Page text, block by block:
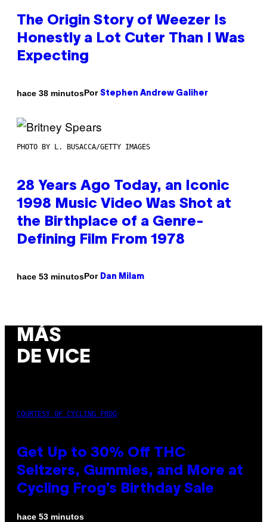
The Origin Story of Weezer Is
Honestly a Lot Cuter Than I Was
Expecting
hace 38 minutosPor Stephen Andrew Galiher
PHOTO BY L. BUSACCA/GETTY IMAGES
28 Years Ago Today, an Iconic
1998 Music Video Was Shot at
the Birthplace of a Genre-
Defining Film From 1978
hace 53 minutosPor Dan Milam
MÁS
DE VICE
COURTESY OF CYCLING FROG
Get Up to 30% Off THC
Seltzers, Gummies, and More at
Cycling Frog’s Birthday Sale
hace 53 minutos